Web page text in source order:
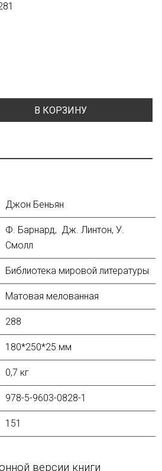
В КОРЗИНУ
Джон Беньян
Ф. Барнард, Дж. Линтон, У.
Смолл
Библиотека мировой литературы
Матовая мелованная
288
180*250*25 мм
0,7 кг
978-5-9603-0828-1
151
версии книги